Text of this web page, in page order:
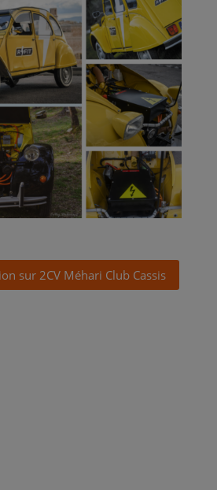
sur 2CV Méhari Club Cassis